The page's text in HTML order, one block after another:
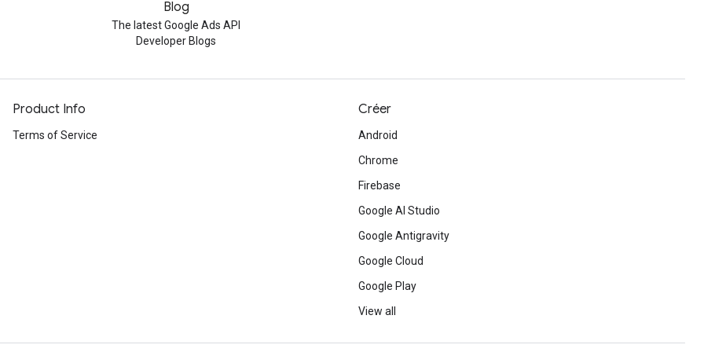
Blog
The latest Google Ads API
Developer Blogs
Product Info
Terms of Service
Créer
Android
Chrome
Firebase
Google AI Studio
Google Antigravity
Google Cloud
Google Play
View all